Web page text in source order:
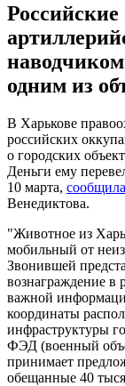
одним из
В Харькове
российских
о городских
Деньги ему
10 марта, сообщила
Венедиктова.
"Животное из
мобильный от
Звонившей
вознаграждение в
важной
координаты
инфраструктуры
ФЭД (военный
принимает
обещанные 40